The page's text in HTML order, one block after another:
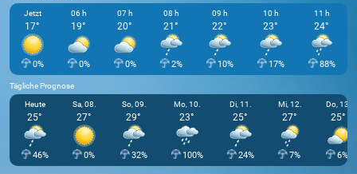
Jetzt
17°
0%
06 h
19°
0%
07 h
20°
0%
08 h
21°
2%
09 h
22°
10%
10 h
23°
17%
11 h
24°
88%
Tägliche Prognose
Heute
25°
46%
Sa, 08.
27°
0%
So, 09.
29°
32%
Mo, 10.
23°
100%
Di, 11.
25°
24%
Mi, 12.
27°
7%
Do, 13.
25°
6%